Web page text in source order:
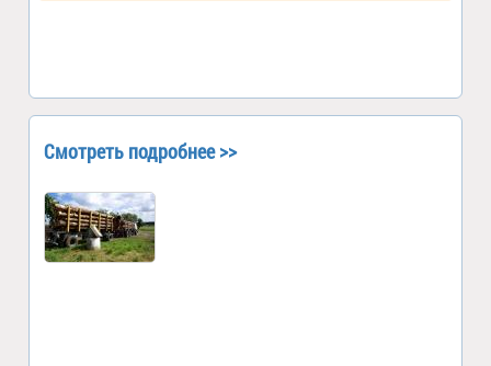
Смотреть подробнее >>